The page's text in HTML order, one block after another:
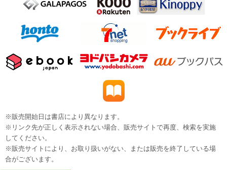
※販売開始日は書店により異なります。
※リンク先が正しく表示されない場合、販売サイトで再度、検索を実施
してください。
※販売サイトにより、お取り扱いがない、または販売を終了している場
合がございます。